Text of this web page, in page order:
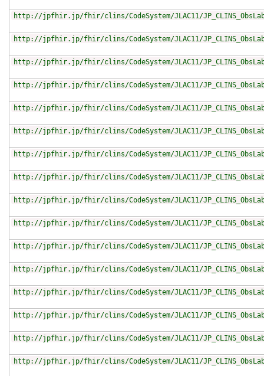
http://jpfhir.jp/fhir/clins/CodeSystem/JLAC11/
http://jpfhir.jp/fhir/clins/CodeSystem/JLAC11/
http://jpfhir.jp/fhir/clins/CodeSystem/JLAC11/
http://jpfhir.jp/fhir/clins/CodeSystem/JLAC11/
http://jpfhir.jp/fhir/clins/CodeSystem/JLAC11/
http://jpfhir.jp/fhir/clins/CodeSystem/JLAC11/
http://jpfhir.jp/fhir/clins/CodeSystem/JLAC11/
http://jpfhir.jp/fhir/clins/CodeSystem/JLAC11/
http://jpfhir.jp/fhir/clins/CodeSystem/JLAC11/
http://jpfhir.jp/fhir/clins/CodeSystem/JLAC11/
http://jpfhir.jp/fhir/clins/CodeSystem/JLAC11/
http://jpfhir.jp/fhir/clins/CodeSystem/JLAC11/
http://jpfhir.jp/fhir/clins/CodeSystem/JLAC11/
http://jpfhir.jp/fhir/clins/CodeSystem/JLAC11/
http://jpfhir.jp/fhir/clins/CodeSystem/JLAC11/
http://jpfhir.jp/fhir/clins/CodeSystem/JLAC11/